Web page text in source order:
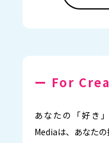
ー For
あなたの「好き
Mediaは、あなたの